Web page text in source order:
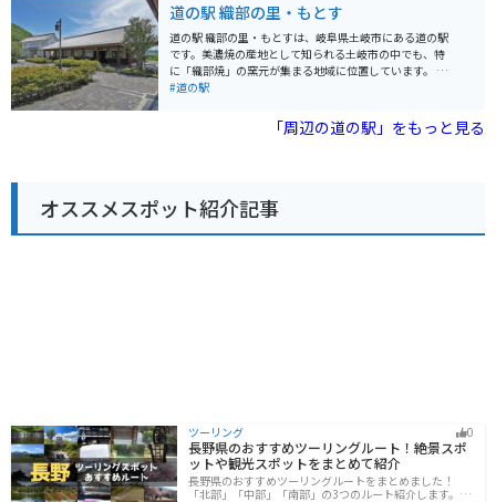
に最適です。 柿を使った加工品も充実しており、柿の葉
茶や柿ジャムなども人気です。 レストランでは、地元産
の食材を使った料理を楽しむことができます。 特におす
すめは、富有柿を使ったスイーツです。 柿ソフトクリー
ムや柿パフェなど、ここでしか味わえないオリジナルメ
休憩に最適です。 バイクツーリングの休憩ポイントとし
しく、お花見スポットとしても人気です。 秋には、山々
が赤や黄色に色づき、紅葉狩りを楽しむことができま
す。 道の駅 富有柿の里いとぬきは、地元の美味しいもの
道の駅 織部の里・もとす
道の駅 織部の里・もとすは、岐阜県土岐市にある道の駅
です。美濃焼の産地として知られる土岐市の中でも、特
に「織部焼」の窯元が集まる地域に位置しています。 施
設内には、地元で採れた新鮮な野菜や果物を販売する農
するショップ、地元の食材を使った料理を提供するレス
トランなどがあります。 バイクで訪れる場合、道の駅に
の駅 織部の里・もとすは、美濃焼の魅力に触れながら、
地元の美味しいものを楽しめる道の駅です。
#道の駅
「周辺の道の駅」をもっと見る
オススメスポット紹介記事
ツーリング 0
長野県のおすすめツーリングルート！絶景スポ
ットや観光スポットをまとめて紹介
長野県のおすすめツーリングルートをまとめました！
「北部」「中部」「南部」の3つのルート紹介します。諏